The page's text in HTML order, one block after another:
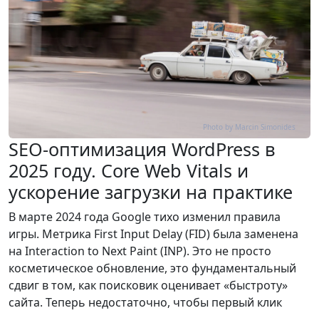
Photo by Marcin Simonides
SEO-оптимизация WordPress в
2025 году. Core Web Vitals и
ускорение загрузки на практике
В марте 2024 года Google тихо изменил правила
игры. Метрика First Input Delay (FID) была заменена
на Interaction to Next Paint (INP). Это не просто
косметическое обновление, это фундаментальный
сдвиг в том, как поисковик оценивает «быстроту»
сайта. Теперь недостаточно, чтобы первый клик